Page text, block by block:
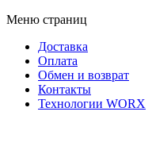
Меню страниц
Доставка
Оплата
Обмен и возврат
Контакты
Технологии WORX